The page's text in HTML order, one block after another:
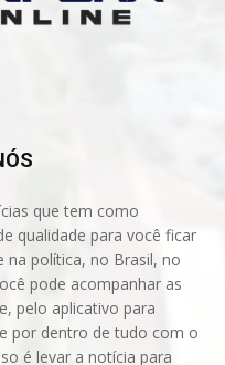
que tem como
qualidade para você ficar
política, no Brasil, no
pode acompanhar as
pelo aplicativo para
por dentro de tudo com o
é levar a notícia para